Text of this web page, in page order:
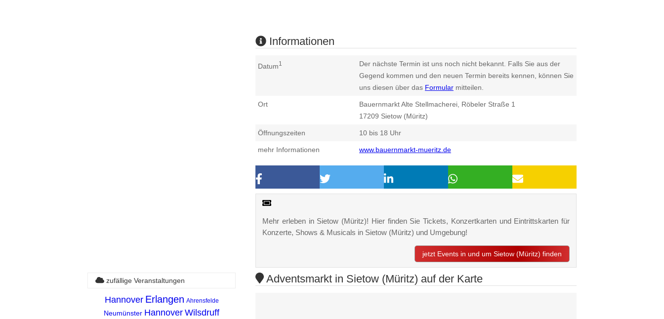
Informationen
Datum1
Der nächste Termin ist uns noch nicht bekannt. Falls Sie aus der
Gegend kommen und den neuen Termin bereits kennen, können Sie
uns diesen über das Formular mitteilen.
Ort
Bauernmarkt Alte Stellmacherei, Röbeler Straße 1
17209 Sietow (Müritz)
Öffnungszeiten 10 bis 18 Uhr
mehr Informationen www.bauernmarkt-mueritz.de
Mehr erleben in Sietow (Müritz)! Hier finden Sie Tickets, Konzertkarten und Eintrittskarten für
Konzerte, Shows & Musicals in Sietow (Müritz) und Umgebung!
jetzt Events in und um Sietow (Müritz) finden
Adventsmarkt in Sietow (Müritz) auf der Karte
zufällige Veranstaltungen
Hannover Erlangen Ahrensfelde
Neumünster Hannover Wilsdruff